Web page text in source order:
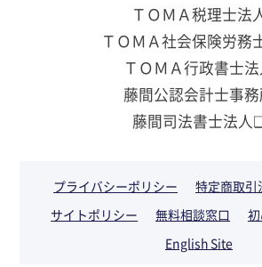
ＴＯＭＡ税理士法
ＴＯＭＡ社会保険労務
ＴＯＭＡ行政書士法
藤間公認会計士事
藤間司法書士法人
プライバシーポリシー
特定商取引
サイトポリシー
無料相談窓口
English Site